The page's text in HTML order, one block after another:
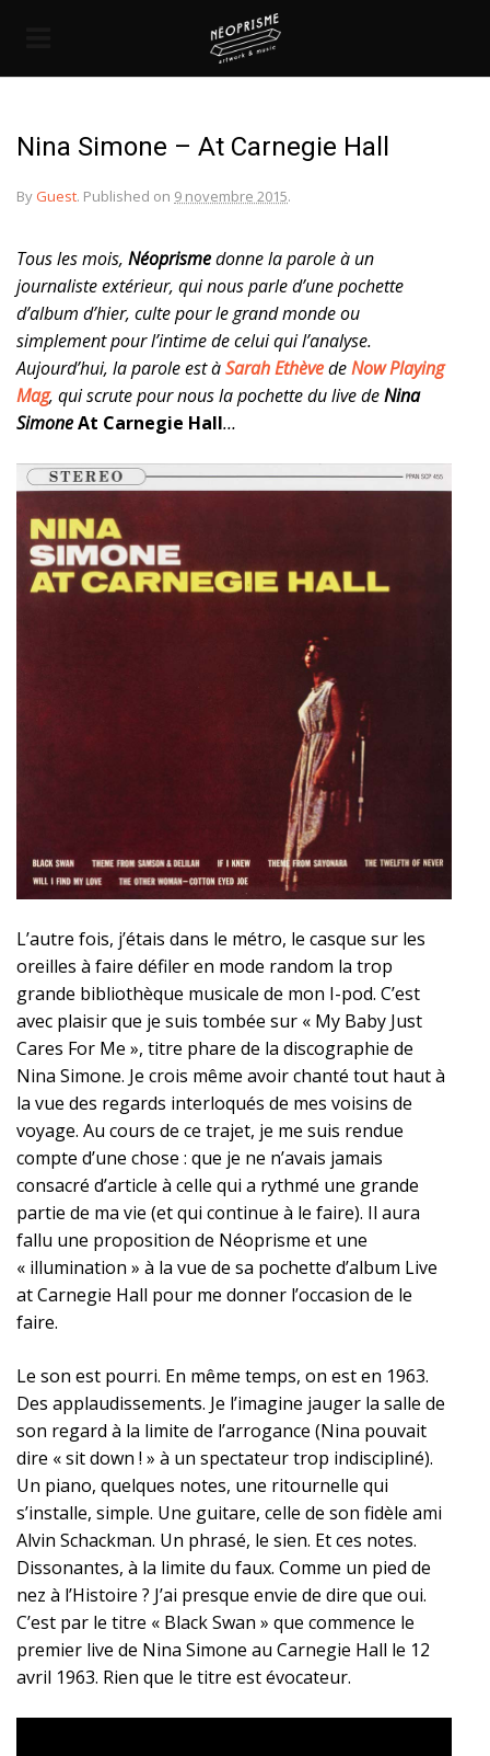
Nina Simone – At Carnegie Hall
By Guest. Published on 9 novembre 2015.
Tous les mois, Néoprismedonne la parole à un
journaliste extérieur, qui nous parle d’une pochette
d’album d’hier, culte pour le grand monde ou
simplement pour l’intime de celui qui l’analyse.
Aujourd’hui, la parole est àSarah EthèvedeNow Playing
Mag, qui scrute pour nous la pochette du live deNina
SimoneAt Carnegie Hall…
L’autre fois, j’étais dans le métro, le casque sur les
oreilles à faire défiler en mode random la trop
grande bibliothèque musicale de mon I-pod. C’est
avec plaisir que je suis tombée sur « My Baby Just
Cares For Me », titre phare de la discographie de
Nina Simone. Je crois même avoir chanté tout haut à
la vue des regards interloqués de mes voisins de
voyage. Au cours de ce trajet, je me suis rendue
compte d’une chose : que je ne n’avais jamais
consacré d’article à celle qui a rythmé une grande
partie de ma vie (et qui continue à le faire). Il aura
fallu une proposition de Néoprisme et une
« illumination » à la vue de sa pochette d’album Live
at Carnegie Hall pour me donner l’occasion de le
faire.
Le son est pourri. En même temps, on est en 1963.
Des applaudissements. Je l’imagine jauger la salle de
son regard à la limite de l’arrogance (Nina pouvait
dire « sit down ! » à un spectateur trop indiscipliné).
Un piano, quelques notes, une ritournelle qui
s’installe, simple. Une guitare, celle de son fidèle ami
Alvin Schackman. Un phrasé, le sien. Et ces notes.
Dissonantes, à la limite du faux. Comme un pied de
nez à l’Histoire ? J’ai presque envie de dire que oui.
C’est par le titre « Black Swan » que commence le
premier live de Nina Simone au Carnegie Hall le 12
avril 1963. Rien que le titre est évocateur.